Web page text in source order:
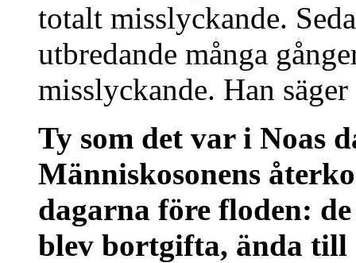
totalt misslyckande.
utbredande många
misslyckande. Han
Ty som det var i Noas
Människosonens
dagarna före floden:
blev bortgifta, ända till